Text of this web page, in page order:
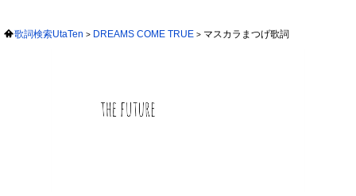
歌詞検索UtaTen DREAMS COME TRUE マスカラまつげ歌詞